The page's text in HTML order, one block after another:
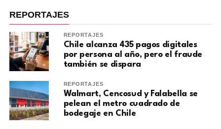
REPORTAJES
REPORTAJES
Chile alcanza 435 pagos digitales
por persona al año, pero el fraude
también se dispara
REPORTAJES
Walmart, Cencosud y Falabella se
pelean el metro cuadrado de
bodegaje en Chile